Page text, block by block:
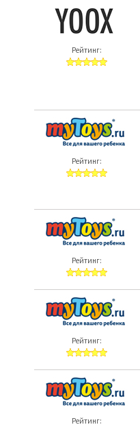
Рейтинг:
Рейтинг:
Рейтинг:
Рейтинг:
Рейтинг: